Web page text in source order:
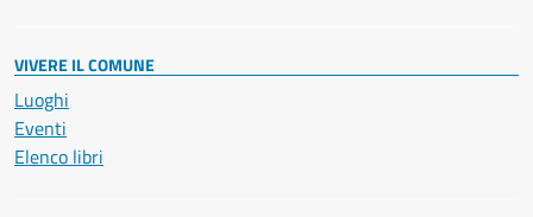
VIVERE IL COMUNE
Luoghi
Eventi
Elenco libri